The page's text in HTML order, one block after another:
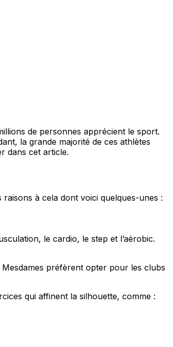
de personnes apprécient le sport.
la grande majorité de ces athlètes
dans cet article.
à cela dont voici quelques-unes :
le cardio, le step et l’aérobic.
Mesdames préfèrent opter pour les clubs
qui affinent la silhouette, comme :